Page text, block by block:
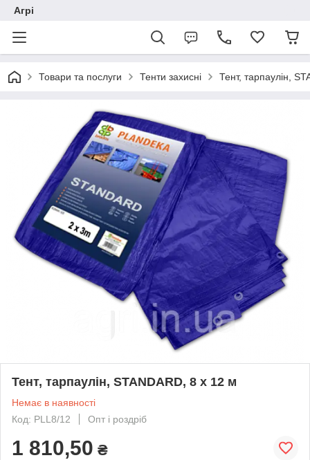
Агрі
Товари та послуги Тенти захисні Тент, тарпаулін,
Тент, тарпаулін, STANDARD, 8 х 12 м
Немає в наявності
Код: PLL8/12
Опт і роздріб
1 810,50 ₴